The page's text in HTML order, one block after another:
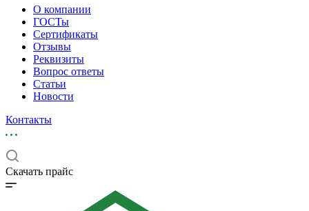
О компании
ГОСТы
Сертификаты
Отзывы
Реквизиты
Вопрос ответы
Статьи
Новости
Контакты
Скачать прайс